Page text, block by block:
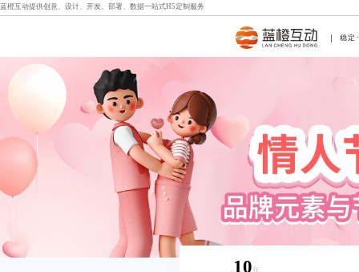
蓝橙互动提供创意、设计、开发、部署、数据一站式H5定制 服务
稳定
10年